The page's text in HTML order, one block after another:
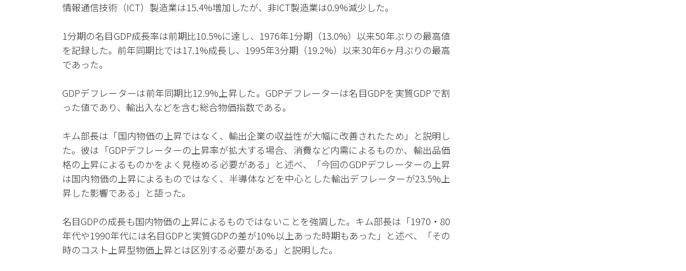
情報通信技術（ICT）製造業は15.4%増加したが、非ICT製造業は0.9%減少した。
1分期の名目GDP成長率は前期比10.5%に達し、1976年1分期（13.0%）以来50年ぶりの最高値
を記録した。前年同期比では17.1%成長し、1995年3分期（19.2%）以来30年6ヶ月ぶりの最高
であった。
GDPデフレーターは前年同期比12.9%上昇した。GDPデフレーターは名目GDPを実質GDPで割
った値であり、輸出入などを含む総合物価指数である。
キム部長は「国内物価の上昇ではなく、輸出企業の収益性が大幅に改善されたため」と説明し
た。彼は「GDPデフレーターの上昇率が拡大する場合、消費など内需によるものか、輸出品価
格の上昇によるものかをよく見極める必要がある」と述べ、「今回のGDPデフレーターの上昇
は国内物価の上昇によるものではなく、半導体などを中心とした輸出デフレーターが23.5%上
昇した影響である」と語った。
名目GDPの成長も国内物価の上昇によるものではないことを強調した。キム部長は「1970・80
年代や1990年代には名目GDPと実質GDPの差が10%以上あった時期もあった」と述べ、「その
時のコスト上昇型物価上昇とは区別する必要がある」と説明した。